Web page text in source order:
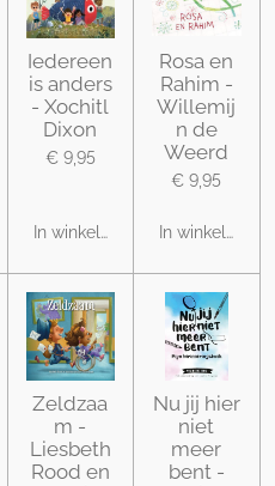
Iedereen
is anders
- Xochitl
Dixon
€ 9,95
In winkelwagen
Rosa en
Rahim -
Willemij
n de
Weerd
€ 9,95
In
Zeldzaa
m -
Liesbeth
Rood en
Nu jij hier
niet
meer
bent -